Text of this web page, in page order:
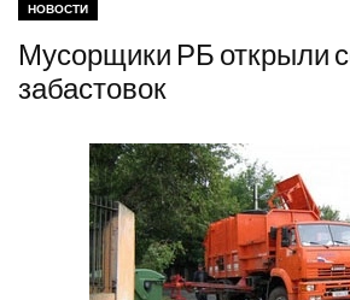
НОВОСТИ
Мусорщики РБ открыли
забастовок